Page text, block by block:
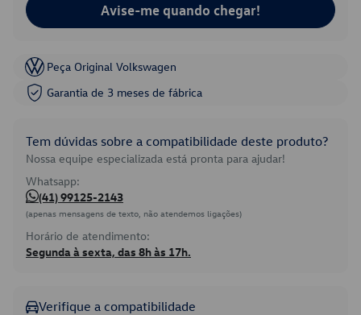
Avise-me quando chegar!
Peça Original Volkswagen
Garantia de 3 meses de fábrica
Tem dúvidas sobre a compatibilidade deste produto?
Nossa equipe especializada está pronta para ajudar!
Whatsapp:
(41) 99125-2143
(apenas mensagens de texto, não atendemos ligações)
Horário de atendimento:
Segunda à sexta, das 8h às 17h.
Verifique a compatibilidade